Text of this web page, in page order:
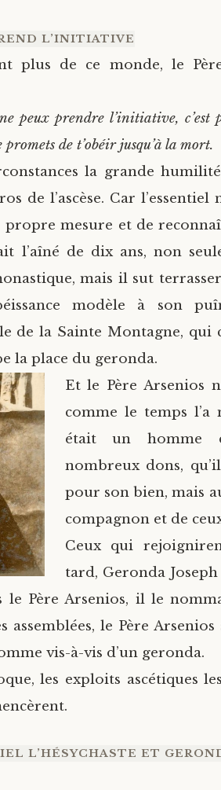
L’INITIATIVE
plus de ce monde, le
peux prendre l’initiative, c’est
de t’obéir jusqu’à la mort.
la grande
de l’ascèse. Car l’essentiel
mesure et de
l’aîné de dix ans, non
mais il sut
modèle à son
de la Sainte Montagne, qui
la place du geronda.
Et le Père Arsenios
comme le temps l’a
était un homme
nombreux dons,
pour son bien, mais
compagnon et de
Ceux qui
tard, Geronda
le Père Arsenios, il le
assemblées, le Père
vis-à-vis d’un geronda.
les exploits ascétiques
L’HÉSYCHASTE ET